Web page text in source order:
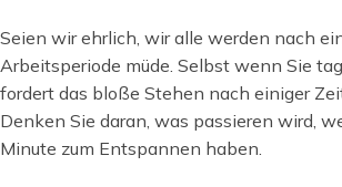
Seien wir ehrlich, wir alle werden nach
Arbeitsperiode müde. Selbst wenn Sie
fordert das bloße Stehen nach einiger
Denken Sie daran, was passieren wird,
Minute zum Entspannen haben.